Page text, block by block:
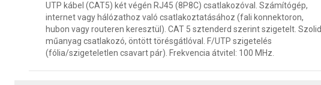
UTP kábel (CAT5) két végén RJ45 (8P8C) csatlakozóval. Számítógép,
internet vagy hálózathoz való csatlakoztatásához (fali konnektoron,
hubon vagy routeren keresztül). CAT 5 sztenderd szerint szigetelt. Szolid
műanyag csatlakozó, öntött törésgátlóval. F/UTP szigetelés
(fólia/szigeteletlen csavart pár). Frekvencia átvitel: 100 MHz.